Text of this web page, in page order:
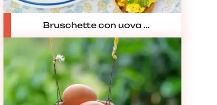
Bruschette con uova ...